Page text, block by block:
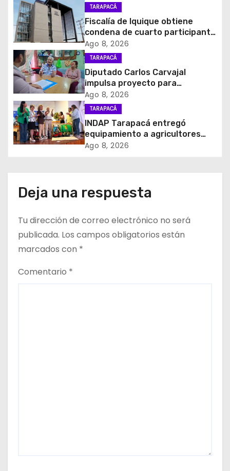
i
ó
n
d
e
e
n
r
d
a
s
TARAPACÁ
Fiscalía de Iquique obtiene
condena de cuarto participante
en violento asalto a
comerciante
Ago 8, 2026
TARAPACÁ
Diputado Carlos Carvajal
impulsa proyecto para
homenajear en vida al campeón
mundial Raúl Choque
Ago 8, 2026
TARAPACÁ
INDAP Tarapacá entregó
equipamiento a agricultores
para prevenir la mosca de la
Ago 8, 2026
Deja una respuesta
Tu dirección de correo electrónico no será
publicada. Los campos obligatorios están
marcados con *
Comentario *